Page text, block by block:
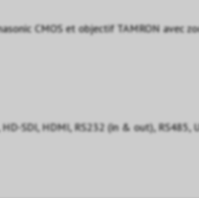
CMOS et objectif TAMRON avec
SDI, HDMI, RS232 (in & out), RS485,